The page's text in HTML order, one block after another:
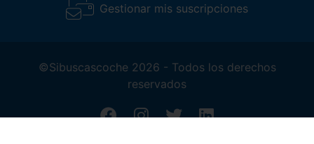
Gestionar mis suscripciones
©Sibuscascoche 2026 - Todos los derechos
reservados